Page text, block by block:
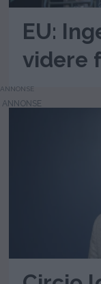
EU:
videre
ANNONSE